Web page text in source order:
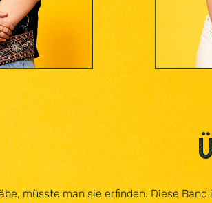
müsste man sie erfinden. Diese